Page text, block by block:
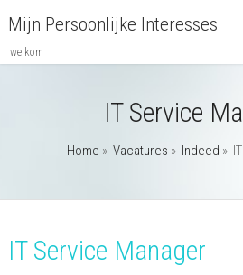
Mijn Persoonlijke Interesses
welkom
IT Service
Home » Vacatures » Indeed »
IT Service Manager